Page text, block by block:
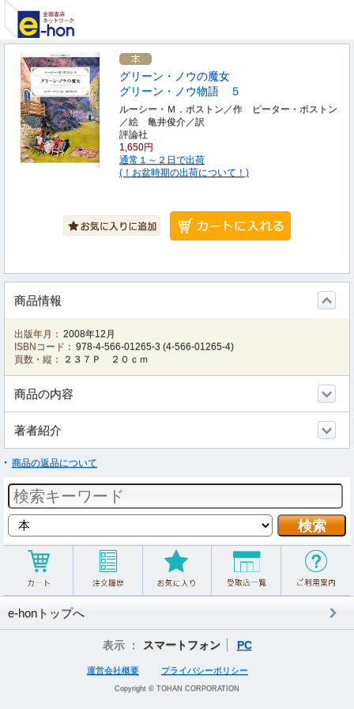
グリーン・ノウの魔女
グリーン・ノウ物語 ５
ルーシー・Ｍ．ボストン／作 ピーター・ボストン
／絵 亀井俊介／訳
評論社
1,650円
通常１～２日で出荷
(！お盆時期の出荷について！)
商品情報
出版年月： 2008年12月
ISBNコード： 978-4-566-01265-3 (4-566-01265-4)
頁数・縦：
２３７Ｐ ２０ｃｍ
商品の内容
著者紹介
商品の返品について
e-honトップへ
表示 ： スマートフォン PC
運営会社概要 プライバシーポリシー
Copyright © TOHAN CORPORATION